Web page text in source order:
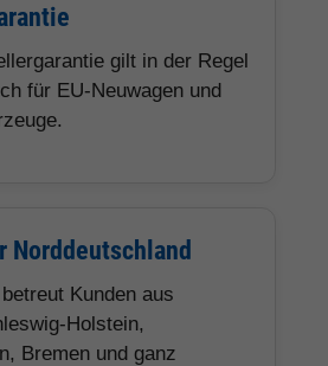
gilt in der Regel
für EU-Neuwagen und
Norddeutschland
Kunden aus
Holstein,
Bremen und ganz